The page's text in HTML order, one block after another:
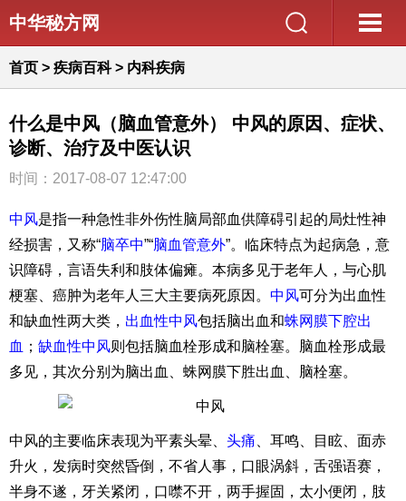
中华秘方网
首页 > 疾病百科> 内科疾病
什么是中风（脑血管意外） 中风的原因、症状、
诊断、治疗及中医认识
时间：2017-08-07 12:47:00
中风是指一种急性非外伤性脑局部血供障碍引起的局灶性神
经损害，又称“脑卒中”“脑血管意外”。临床特点为起病急，意
识障碍，言语失利和肢体偏瘫。本病多见于老年人，与心肌
梗塞、癌肿为老年人三大主要病死原因。 中风可分为出血性
和缺血性两大类， 出血性中风包括脑出血和蛛网膜下腔出
血 ； 缺血性中风则包括脑血栓形成和脑栓塞。脑血栓形成最
多见，其次分别为脑出血、蛛网膜下胜出血、脑栓塞。
中风的主要临床表现为平素头晕、 头痛 、耳鸣、目眩、面赤
升火，发病时突然昏倒，不省人事，口眼涡斜，舌强语赛，
半身不遂，牙关紧闭，口噤不开，两手握固，太小便闭，肢